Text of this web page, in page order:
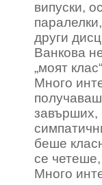
випуски,
други
Ванкова
„моят
Много
завърших,
беше
се
Много